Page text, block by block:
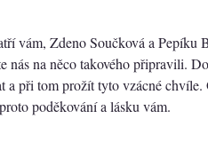
vám, Zdeno Součková a Pepíku
nás na něco takového připravili.
a při tom prožít tyto vzácné chvíle.
poděkování a lásku vám.